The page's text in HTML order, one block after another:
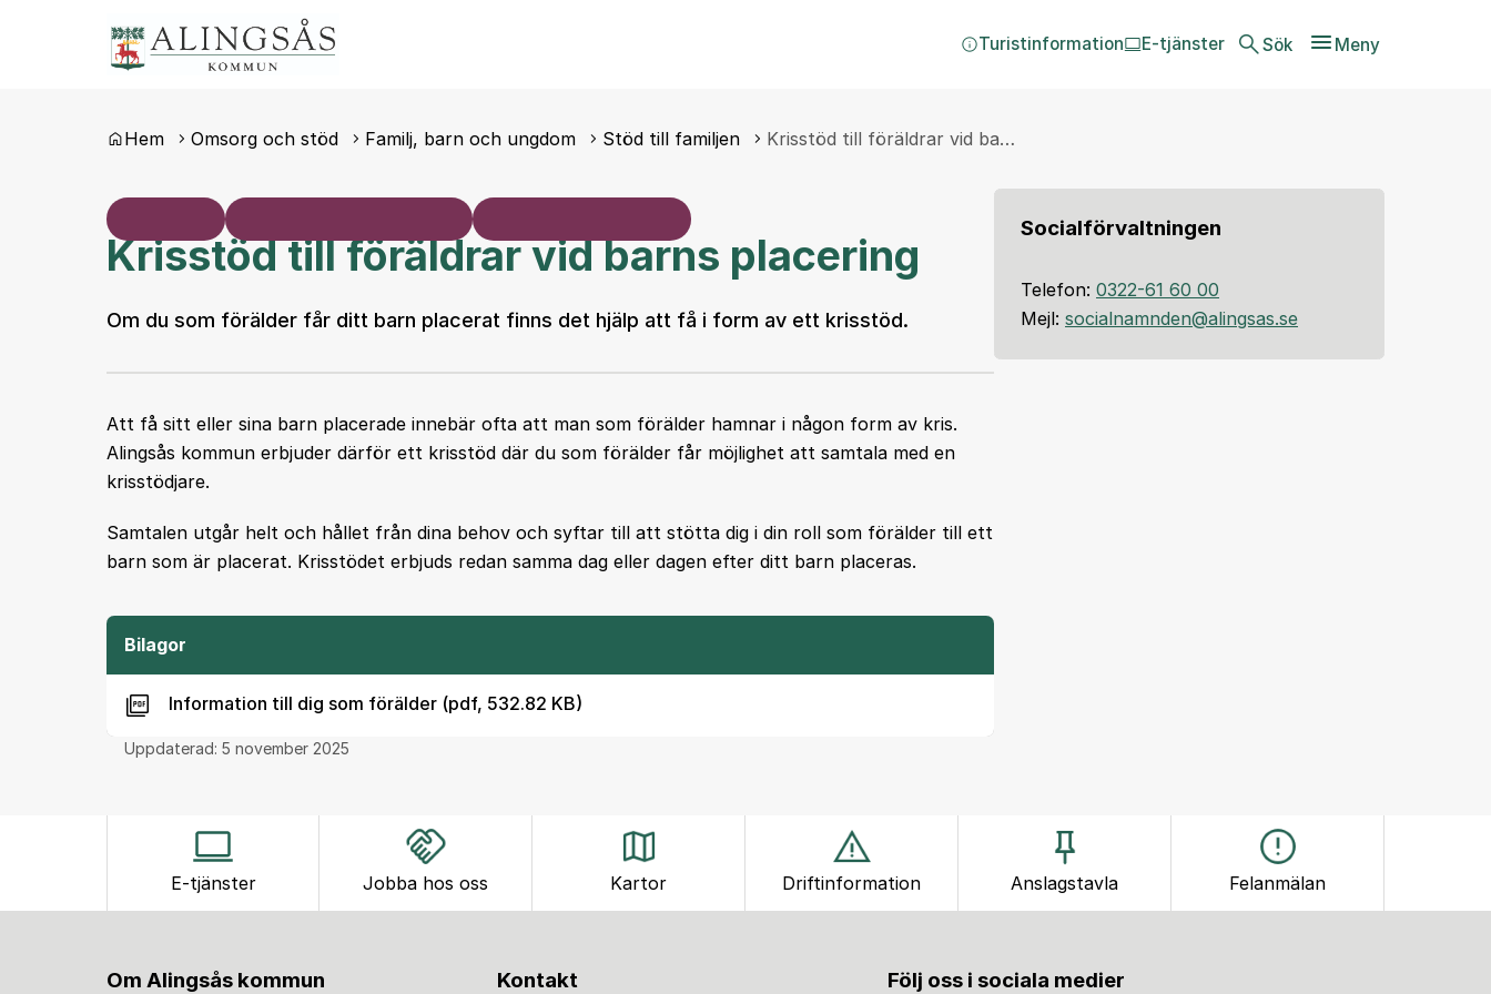
Sök Meny
Turistinformation E-tjänster
Du är här:
Hem Omsorg och stöd Familj, barn och ungdom Stöd till familjen Krisstöd till föräldrar vid ba…
Krisstöd till föräldrar vid barns placering
Om du som förälder får ditt barn placerat finns det hjälp att få i form av ett krisstöd.
Att få sitt eller sina barn placerade innebär ofta att man som förälder hamnar i någon form av kris.
Alingsås kommun erbjuder därför ett krisstöd där du som förälder får möjlighet att samtala med en
krisstödjare.
Samtalen utgår helt och hållet från dina behov och syftar till att stötta dig i din roll som förälder till ett
barn som är placerat. Krisstödet erbjuds redan samma dag eller dagen efter ditt barn placeras.
Bilagor
Information till dig som förälder (pdf, 532.82 KB)
Uppdaterad: 5 november 2025
Socialförvaltningen
Telefon:0322-61 60 00
Mejl:socialnamnden@alingsas.se
E-tjänster Jobba hos oss Kartor Driftinformation Anslagstavla Felanmälan
Om Alingsås kommun Kontakt Följ oss i sociala medier